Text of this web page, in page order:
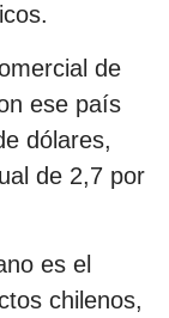
de
ese país
dólares,
de 2,7 por
es el
chilenos,